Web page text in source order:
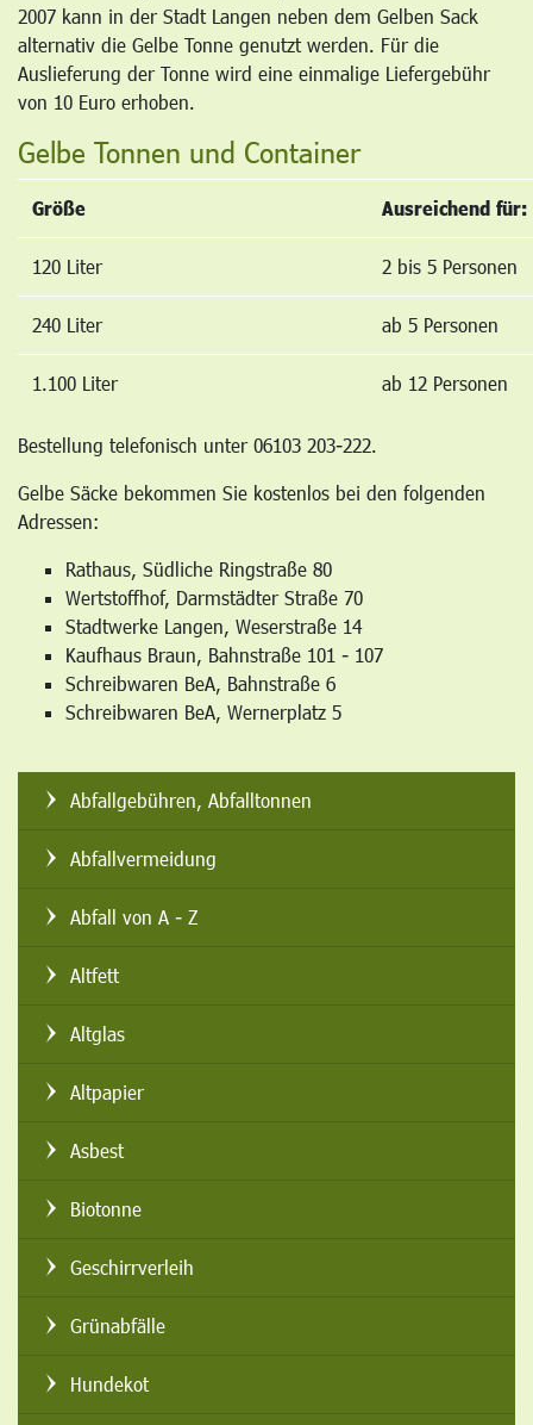
Abfallgebühren, Abfalltonnen
Abfallvermeidung
Abfall von A - Z
Altfett
Altglas
Altpapier
Asbest
Biotonne
Geschirrverleih
Grünabfälle
Hundekot
2007 kann in der Stadt Langen neben dem Gelben Sack
alternativ die Gelbe Tonne genutzt werden. Für die
Auslieferung der Tonne wird eine einmalige Liefergebühr
von 10 Euro erhoben.
Gelbe Tonnen und Container
Größe Ausreichend für:
120 Liter 2 bis 5 Personen
240 Liter ab 5 Personen
1.100 Liter ab 12 Personen
Bestellung telefonisch unter 06103 203-222.
Gelbe Säcke bekommen Sie kostenlos bei den folgenden
Adressen:
Rathaus, Südliche Ringstraße 80
Wertstoffhof, Darmstädter Straße 70
Stadtwerke Langen, Weserstraße 14
Kaufhaus Braun, Bahnstraße 101 - 107
Schreibwaren BeA, Bahnstraße 6
Schreibwaren BeA, Wernerplatz 5